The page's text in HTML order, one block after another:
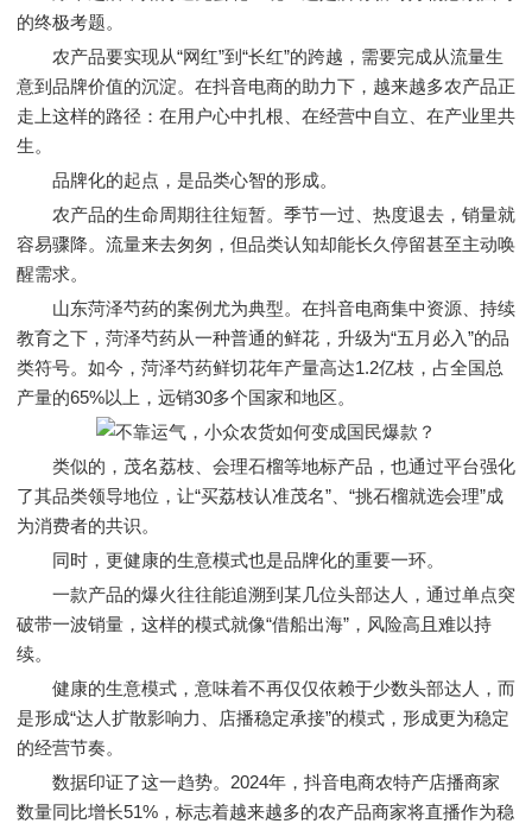
的终极考题。
农产品要实现从“网红”到“长红”的跨越，需要完成从流量生
意到品牌价值的沉淀。在抖音电商的助力下，越来越多农产品正
走上这样的路径：在用户心中扎根、在经营中自立、在产业里共
生。
品牌化的起点，是品类心智的形成。
农产品的生命周期往往短暂。季节一过、热度退去，销量就
容易骤降。流量来去匆匆，但品类认知却能长久停留甚至主动唤
醒需求。
山东菏泽芍药的案例尤为典型。在抖音电商集中资源、持续
教育之下，菏泽芍药从一种普通的鲜花，升级为“五月必入”的品
类符号。如今，菏泽芍药鲜切花年产量高达1.2亿枝，占全国总
产量的65%以上，远销30多个国家和地区。
类似的，茂名荔枝、会理石榴等地标产品，也通过平台强化
了其品类领导地位，让“买荔枝认准茂名”、“挑石榴就选会理”成
为消费者的共识。
同时，更健康的生意模式也是品牌化的重要一环。
一款产品的爆火往往能追溯到某几位头部达人，通过单点突
破带一波销量，这样的模式就像“借船出海”，风险高且难以持
续。
健康的生意模式，意味着不再仅仅依赖于少数头部达人，而
是形成“达人扩散影响力、店播稳定承接”的模式，形成更为稳定
的经营节奏。
数据印证了这一趋势。2024年，抖音电商农特产店播商家
数量同比增长51%，标志着越来越多的农产品商家将直播作为稳